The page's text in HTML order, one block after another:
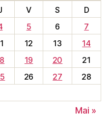
V S
D
5 6
7
12 13
14
19 20
21
26 27
28
Mai »